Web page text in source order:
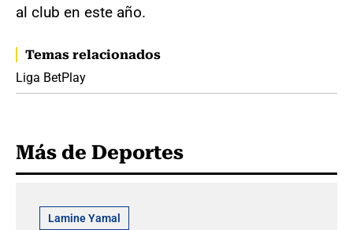
al club en este año.
Temas relacionados
Liga BetPlay
Más de Deportes
Lamine Yamal